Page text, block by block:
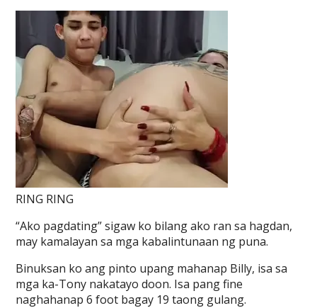
RING RING
“Ako pagdating” sigaw ko bilang ako ran sa hagdan,
may kamalayan sa mga kabalintunaan ng puna.
Binuksan ko ang pinto upang mahanap Billy, isa sa
mga ka-Tony nakatayo doon. Isa pang fine
naghahanap 6 foot bagay 19 taong gulang.